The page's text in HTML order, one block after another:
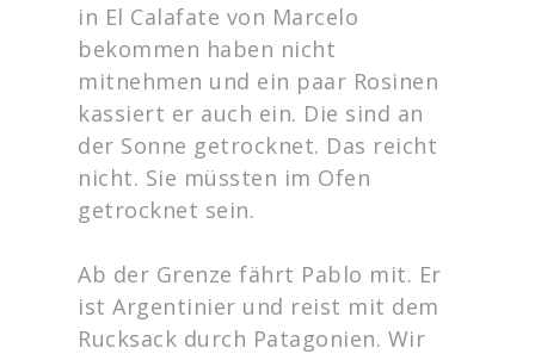
in El Calafate von Marcelo
bekommen haben nicht
mitnehmen und ein paar Rosinen
kassiert er auch ein. Die sind an
der Sonne getrocknet. Das reicht
nicht. Sie müssten im Ofen
getrocknet sein.
Ab der Grenze fährt Pablo mit. Er
ist Argentinier und reist mit dem
Rucksack durch Patagonien. Wir